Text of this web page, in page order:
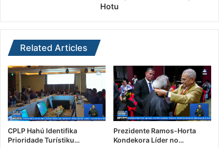
Hotu
Related Articles
CPLP Hahú Identifika
Prioridade Turístiku…
Prezidente Ramos-Horta
Kondekora Líder no…